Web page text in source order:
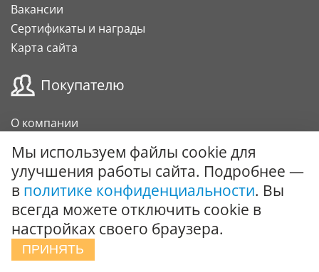
Вакансии
Сертификаты и награды
Карта сайта
Покупателю
О компании
Доставка
Гарантии и возврат
Карта клиента
Подарочный сертификат
Сотрудничество
Мы используем файлы cookie для
улучшения работы сайта. Подробнее —
в политике конфиденциальности. Вы
всегда можете отключить cookie в
настройках своего браузера.
ПРИНЯТЬ